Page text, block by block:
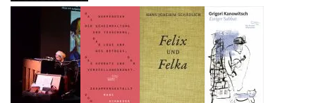
machen
Literatur